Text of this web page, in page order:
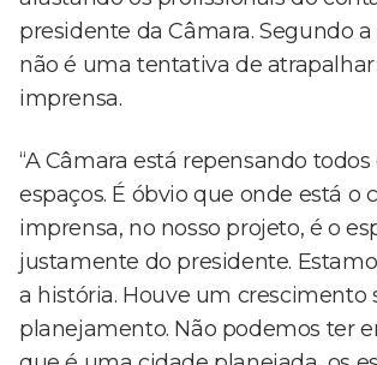
presidente da Câmara. Segundo
não é uma tentativa de
imprensa.
“A Câmara está repensando todos
espaços. É óbvio que onde está o
imprensa, no nosso projeto, é o
justamente do presidente.
a história. Houve um crescimento
planejamento. Não podemos ter